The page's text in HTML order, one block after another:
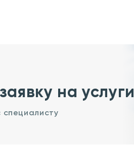
на услуги
специалисту